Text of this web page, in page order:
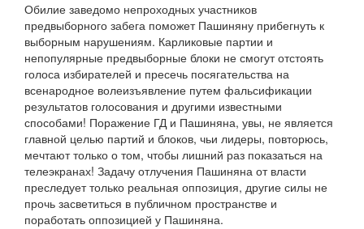
Обилие заведомо непроходных участников
предвыборного забега поможет Пашиняну прибегнуть к
выборным нарушениям. Карликовые партии и
непопулярные предвыборные блоки не смогут отстоять
голоса избирателей и пресечь посягательства на
всенародное волеизъявление путем фальсификации
результатов голосования и другими известными
способами! Поражение ГД и Пашиняна, увы, не является
главной целью партий и блоков, чьи лидеры, повторюсь,
мечтают только о том, чтобы лишний раз показаться на
телеэкранах! Задачу отлучения Пашиняна от власти
преследует только реальная оппозиция, другие силы не
прочь засветиться в публичном пространстве и
поработать оппозицией у Пашиняна.